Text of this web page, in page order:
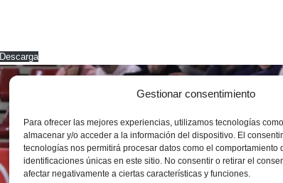
Gestionar consentimiento
Para ofrecer las mejores experiencias, utilizamos tecnologías
almacenar y/o acceder a la información del dispositivo. El
tecnologías nos permitirá procesar datos como el comportamiento
identificaciones únicas en este sitio. No consentir o retirar el
afectar negativamente a ciertas características y funciones.
Descarga